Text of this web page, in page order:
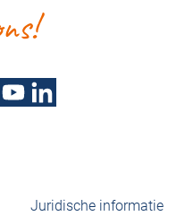
Juridische informatie